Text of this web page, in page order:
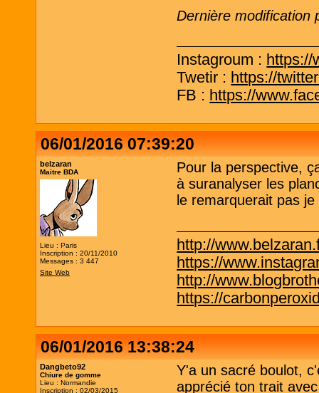
Dernière modification
Instagroum : https://
Twetir : https://
FB : https://
06/01/2016 07:39:20
belzaran
Maitre BDA
Lieu : Paris
Inscription : 20/11/2010
Messages : 3 447
Site Web
Pour la perspective,
à suranalyser les
le remarquerait pas
http://
https://
http://
https://
06/01/2016 13:38:24
Dangbeto92
Chiure de gomme
Lieu : Normandie
Inscription : 02/03/2015
Y'a un sacré boulot,
apprécié ton trait